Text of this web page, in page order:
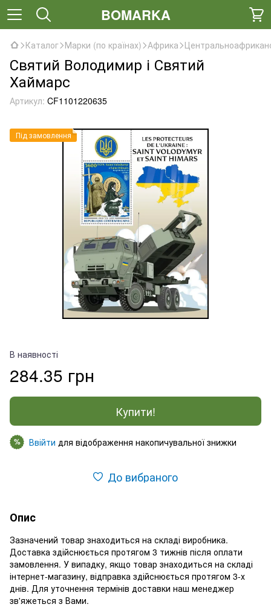
BOMARKA
Каталог Марки (по країнах) Африка
Святий Володимир і Святий
Хаймарс
Артикул: CF1101220635
Під замовлення
В наявності
284.35 грн
Купити!
% Ввійти для відображення накопичувальної знижки
До вибраного
Опис
Зазначений товар знаходиться на складі виробника.
Доставка здійснюється протягом 3 тижнів після оплати
замовлення. У випадку, якщо товар знаходиться на складі
інтернет-магазину, відправка здійснюється протягом 3-х
днів. Для уточнення термінів доставки наш менеджер
зв'яжеться з Вами.